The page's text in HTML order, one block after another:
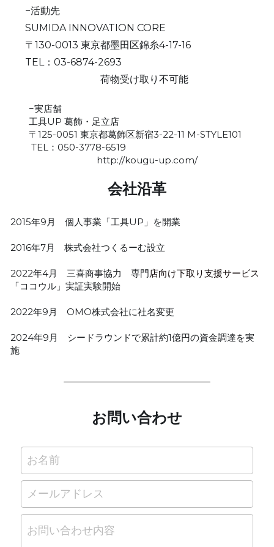
−活動先
SUMIDA INNOVATION CORE
〒130-0013 東京都墨田区錦糸4-17-16
      TEL：03-6874-2693
      荷物受け取り不可能
−実店舗
工具UP 葛飾・足立店
〒125-0051 東京都葛飾区新宿3-22-11 M-STYLE101
TEL：050-3778-6519
http://kougu-up.com/
会社沿革
2015年9月　個人事業「工具UP」を開業
2016年7月　株式会社つくるーむ設立
2022年4月　三喜商事協力　専門店向け下取り支援サービス
「ココウル」実証実験開始
2022年9月　OMO株式会社に社名変更
2024年9月 シードラウンドで累計約1億円の資金調達を実
施
お問い合わせ
お名前
メールアドレス
お問い合わせ内容